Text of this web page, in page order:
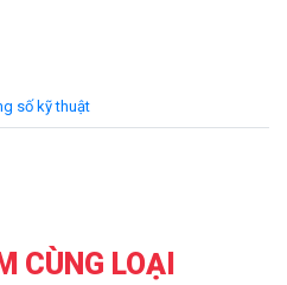
số kỹ thuật
CÙNG LOẠI